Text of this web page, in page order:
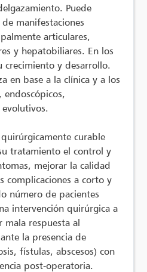
Puede
manifestaciones
articulares,
y hepatobiliares. En los
crecimiento y desarrollo.
en base a la clínica y a los
endoscópicos,
curable
tratamiento el control y
mejorar la calidad
complicaciones a corto y
número de pacientes
intervención quirúrgica a
respuesta al
la presencia de
fístulas, abscesos) con
post-operatoria.